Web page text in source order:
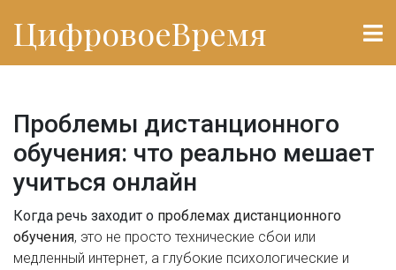
ЦифровоеВремя
Проблемы дистанционного
обучения: что реально мешает
учиться онлайн
Когда речь заходит о проблемах дистанционного
обучения, это не просто технические сбои или
медленный интернет, а глубокие психологические и